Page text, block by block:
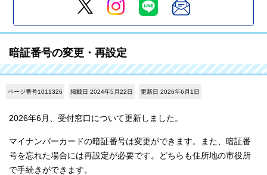
暗証番号の変更・再設定
ページ番号1011326 掲載日 2024年5月22日 更新日 2026年6月1日
2026年6月、受付窓口について更新しました。
マイナンバーカードの暗証番号は変更ができます。また、暗証番
号を忘れた場合には再設定が必要です。どちらも住所地の市役所
で手続きができます。